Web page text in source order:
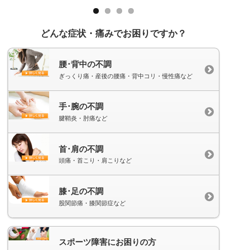
どんな症状・痛みでお困りですか？
腰･背中の不調
ぎっくり痛・産後の腰痛・背中コリ・慢性痛など
手･腕の不調
腱鞘炎・肘痛など
首･肩の不調
頭痛・首こり・肩こりなど
膝･足の不調
股関節痛・膝関節症など
スポーツ障害にお困りの方